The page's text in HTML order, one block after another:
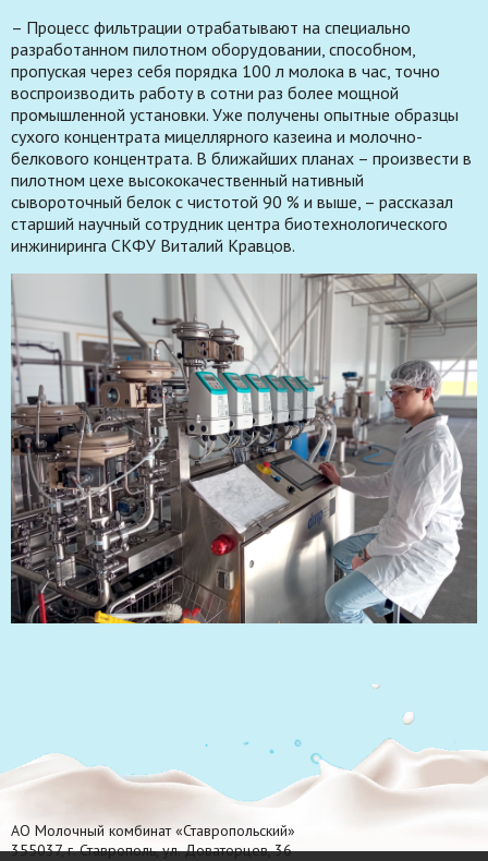
– Процесс фильтрации отрабатывают на специально
разработанном пилотном оборудовании, способном,
пропуская через себя порядка 100 л молока в час, точно
воспроизводить работу в сотни раз более мощной
промышленной установки. Уже получены опытные образцы
сухого концентрата мицеллярного казеина и молочно-
белкового концентрата. В ближайших планах – произвести в
пилотном цехе высококачественный нативный
сывороточный белок с чистотой 90 % и выше, – рассказал
старший научный сотрудник центра биотехнологического
инжиниринга СКФУ Виталий Кравцов.
АО Молочный комбинат «Ставропольский»
355037, г. Ставрополь, ул. Доваторцев, 36